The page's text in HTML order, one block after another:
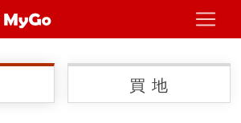
買 地